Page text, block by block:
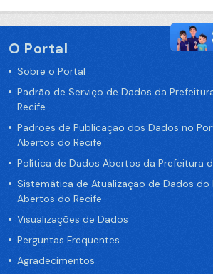
O Portal
Sobre o Portal
Padrão de Serviço de Dados da
Recife
Padrões de Publicação dos Dados no
Abertos do Recife
Política de Dados Abertos da Prefeitura
Sistemática de Atualização de Dados do
Abertos do Recife
Visualizações de Dados
Perguntas Frequentes
Agradecimentos